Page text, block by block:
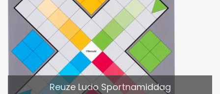
Reuze Ludo Sportnamiddag